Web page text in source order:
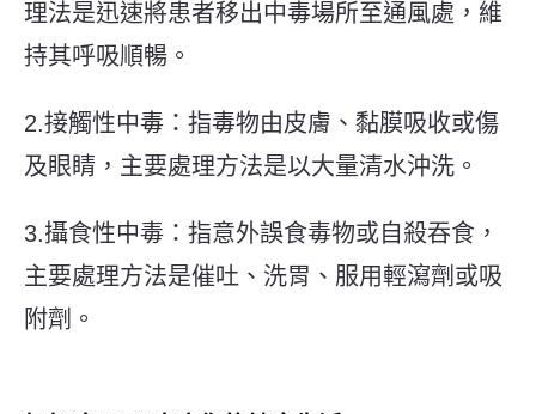
理法是迅速將患者移出中毒場所至通風處，維
持其呼吸順暢。
2.接觸性中毒：指毒物由皮膚、黏膜吸收或傷
及眼睛，主要處理方法是以大量清水沖洗。
3.攝食性中毒：指意外誤食毒物或自殺吞食，
主要處理方法是催吐、洗胃、服用輕瀉劑或吸
附劑。